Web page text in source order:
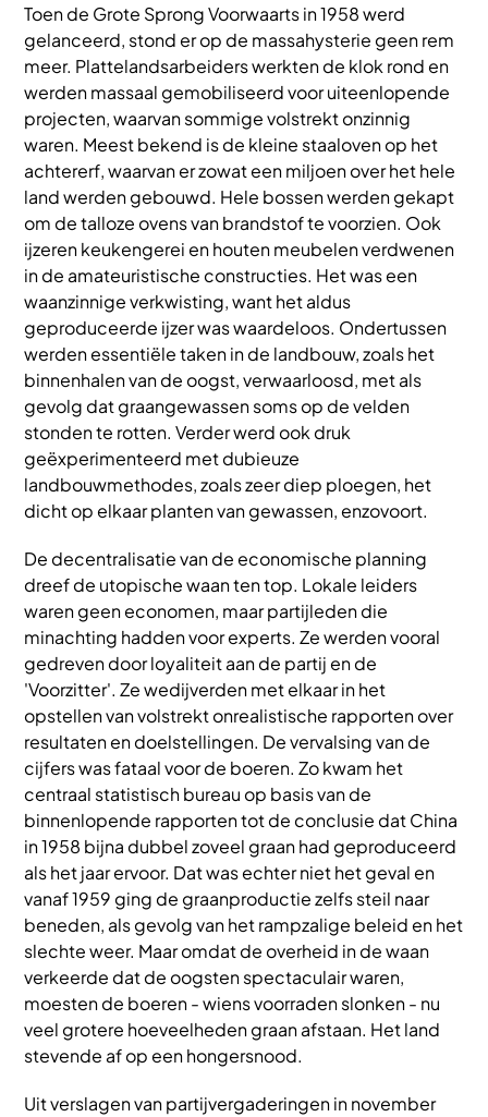
Toen de Grote Sprong Voorwaarts in 1958 werd
gelanceerd, stond er op de massahysterie geen rem
meer. Plattelandsarbeiders werkten de klok rond en
werden massaal gemobiliseerd voor uiteenlopende
projecten, waarvan sommige volstrekt onzinnig
waren. Meest bekend is de kleine staaloven op het
achtererf, waarvan er zowat een miljoen over het hele
land werden gebouwd. Hele bossen werden gekapt
om de talloze ovens van brandstof te voorzien. Ook
ijzeren keukengerei en houten meubelen verdwenen
in de amateuristische constructies. Het was een
waanzinnige verkwisting, want het aldus
geproduceerde ijzer was waardeloos. Ondertussen
werden essentiële taken in de landbouw, zoals het
binnenhalen van de oogst, verwaarloosd, met als
gevolg dat graangewassen soms op de velden
stonden te rotten. Verder werd ook druk
geëxperimenteerd met dubieuze
landbouwmethodes, zoals zeer diep ploegen, het
dicht op elkaar planten van gewassen, enzovoort.
De decentralisatie van de economische planning
dreef de utopische waan ten top. Lokale leiders
waren geen economen, maar partijleden die
minachting hadden voor experts. Ze werden vooral
gedreven door loyaliteit aan de partij en de
'Voorzitter'. Ze wedijverden met elkaar in het
opstellen van volstrekt onrealistische rapporten over
resultaten en doelstellingen. De vervalsing van de
cijfers was fataal voor de boeren. Zo kwam het
centraal statistisch bureau op basis van de
binnenlopende rapporten tot de conclusie dat China
in 1958 bijna dubbel zoveel graan had geproduceerd
als het jaar ervoor. Dat was echter niet het geval en
vanaf 1959 ging de graanproductie zelfs steil naar
beneden, als gevolg van het rampzalige beleid en het
slechte weer. Maar omdat de overheid in de waan
verkeerde dat de oogsten spectaculair waren,
moesten de boeren - wiens voorraden slonken - nu
veel grotere hoeveelheden graan afstaan. Het land
stevende af op een hongersnood.
Uit verslagen van partijvergaderingen in november